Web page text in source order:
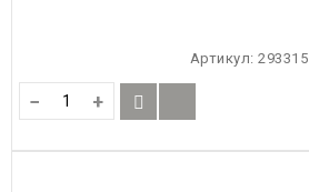
Артикул:293315
− +